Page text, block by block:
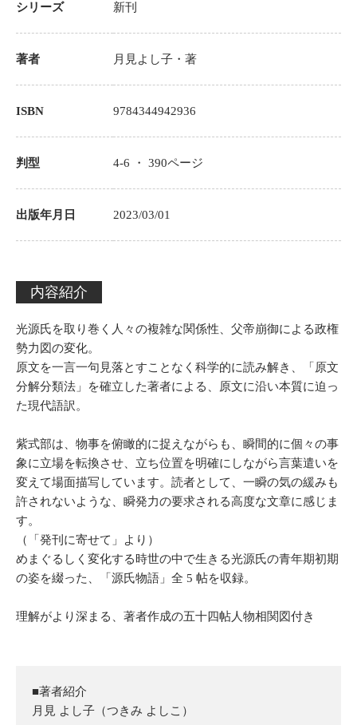
シリーズ 新刊
著者 月見よし子 ・著
ISBN 9784344942936
判型 4-6 ・390ページ
出版年月日 2023/03/01
内容紹介
光源氏を取り巻く人々の複雑な関係性、父帝崩御による政権
勢力図の変化。
原文を一言一句見落とすことなく科学的に読み解き、「原文
分解分類法」を確立した著者による、原文に沿い本質に迫っ
た現代語訳。
紫式部は、物事を俯瞰的に捉えながらも、瞬間的に個々の事
象に立場を転換させ、立ち位置を明確にしながら言葉遣いを
変えて場面描写しています。読者として、一瞬の気の緩みも
許されないような、瞬発力の要求される高度な文章に感じま
す。
（「発刊に寄せて」より）
めまぐるしく変化する時世の中で生きる光源氏の青年期初期
の姿を綴った、「源氏物語」全 5 帖を収録。
理解がより深まる、著者作成の五十四帖人物相関図付き
■著者紹介
月見 よし子（つきみ よしこ）